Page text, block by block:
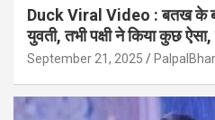
Duck Viral Video : बतख के
युवती, तभी पक्षी ने किया कुछ
September 21, 2025